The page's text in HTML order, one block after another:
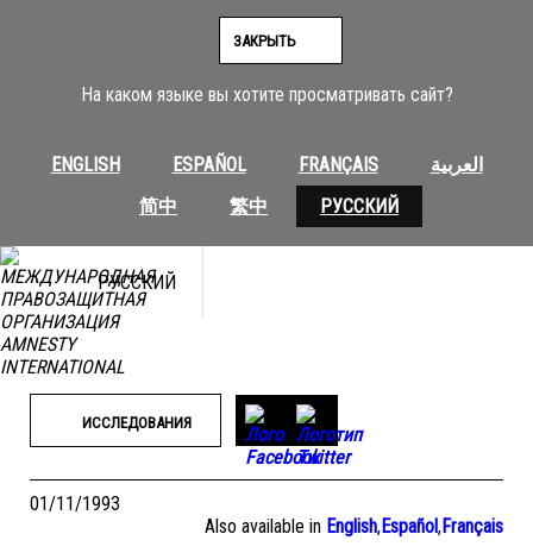
На каком языке вы хотите просматривать сайт?
ENGLISH ESPAÑOL FRANÇAIS
العربية
简中
繁中 РУССКИЙ
ЗАКРЫТЬ
РУССКИЙ
ИССЛЕДОВАНИЯ
01/11/1993
Also available in English,Español,Français